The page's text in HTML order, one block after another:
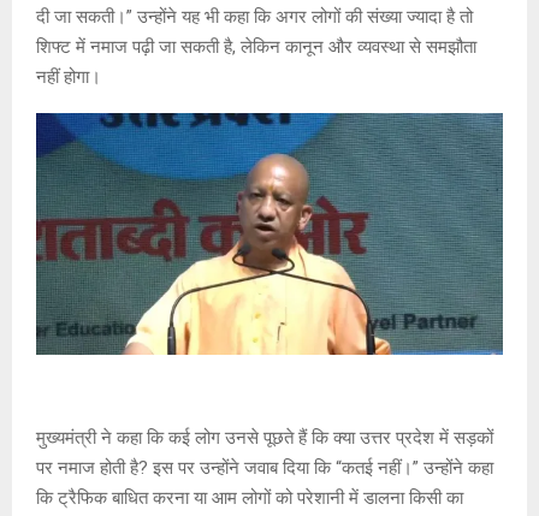
दी जा सकती।” उन्होंने यह भी कहा कि अगर लोगों की संख्या ज्यादा है तो
शिफ्ट में नमाज पढ़ी जा सकती है, लेकिन कानून और व्यवस्था से समझौता
नहीं होगा।
मुख्यमंत्री ने कहा कि कई लोग उनसे पूछते हैं कि क्या उत्तर प्रदेश में सड़कों
पर नमाज होती है? इस पर उन्होंने जवाब दिया कि “कतई नहीं।” उन्होंने कहा
कि ट्रैफिक बाधित करना या आम लोगों को परेशानी में डालना किसी का